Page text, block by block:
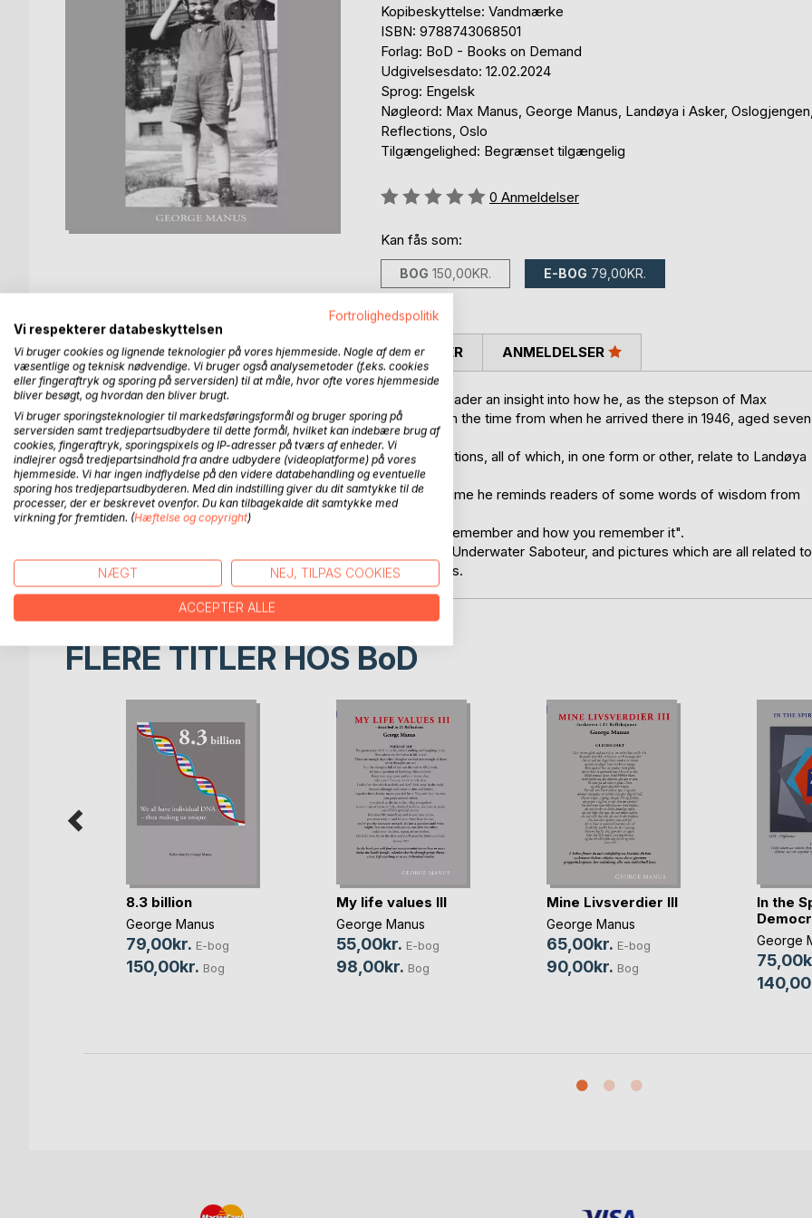
Kopibeskyttelse: Vandmærke
ISBN: 9788743068501
Forlag: BoD - Books on Demand
Udgivelsesdato: 12.02.2024
Sprog: Engelsk
Nøgleord: Max Manus, George Manus, Landøya i Asker,
Reflections, Oslo
Tilgængelighed: Begrænset tilgængelig
Anmeldelse::
0 Anmeldelser
Kan fås som:
BOG 150,00KR. E-BOG 79,00KR.
BESKRIVELSE
In this book the author George Manus wants to give the reader an insight into how he, as the stepson of Max
Manus, perceived his younger days on Landøya in Asker in the time from when he arrived there in 1946, aged
until he moved away from home at the age of 21.
Here he has collected stories from his collection of reflections, all of which, in one form or other, relate to Landøya
and thereby his stepfather Max.
As many of his stories are around 65 to 75 years back in time he reminds readers of some words of wisdom from
the author Gabriel Garcia Marques.
"What matters in life is not what happened, but what you remember and how you remember it".
The book contains three chapters from Max's war-book Underwater Saboteur, and pictures which are all related to
the time it was about, some from Max Manus own pictures.
FORFATTER PRESSEN SKRIVER ANMELDELSER
FLERE TITLER HOSBoD
8.3 billion
George Manus
79,00kr. E-bog
150,00kr. Bog
My life values III
George Manus
55,00kr. E-bog
98,00kr. Bog
Mine Livsverdier III
George Manus
65,00kr. E-bog
90,00kr. Bog
In the
George
Fortrolighedspolitik
Vi respekterer databeskyttelsen
Vi bruger cookies og lignende teknologier på vores hjemmeside. Nogle af dem er
væsentlige og teknisk nødvendige. Vi bruger også analysemetoder (f.eks. cookies
eller fingeraftryk og sporing på serversiden) til at måle, hvor ofte vores hjemmeside
bliver besøgt, og hvordan den bliver brugt.
Vi bruger sporingsteknologier til markedsføringsformål og bruger sporing på
serversiden samt tredjepartsudbydere til dette formål, hvilket kan indebære brug af
cookies, fingeraftryk, sporingspixels og IP-adresser på tværs af enheder. Vi
indlejrer også tredjepartsindhold fra andre udbydere (videoplatforme) på vores
hjemmeside. Vi har ingen indflydelse på den videre databehandling og eventuelle
sporing hos tredjepartsudbyderen. Med din indstilling giver du dit samtykke til de
processer, der er beskrevet ovenfor. Du kan tilbagekalde dit samtykke med
virkning for fremtiden. (Hæftelse og copyright)
NÆGT NEJ, TILPAS COOKIES
ACCEPTER ALLE